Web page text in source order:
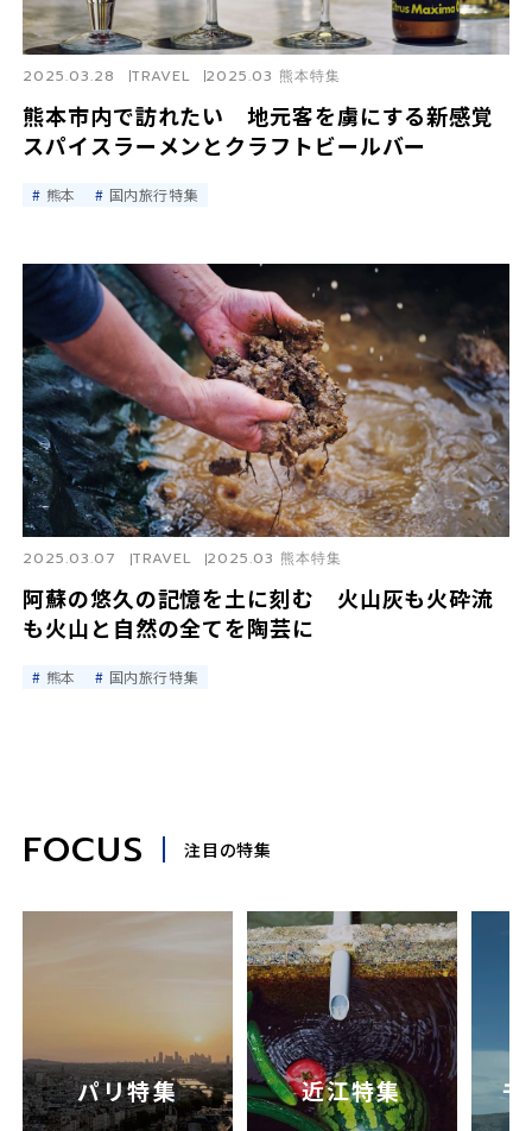
熊本市内で訪れたい 地元客を虜にする新感覚
スパイスラーメンとクラフトビールバー
2025.03.28 TRAVEL 2025.03 熊本特集
熊本 国内旅行特集
阿蘇の悠久の記憶を土に刻む 火山灰も火砕流
も火山と自然の全てを陶芸に
2025.03.07 TRAVEL 2025.03 熊本特集
熊本 国内旅行特集
注目の特集
FOCUS
パリ特集 近江特集 モ